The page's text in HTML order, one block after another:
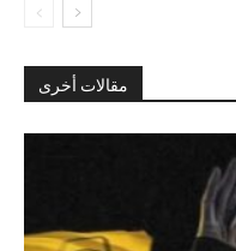
مقالات أخرى